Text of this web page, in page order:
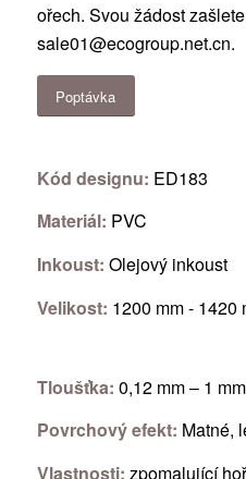
ořech. Svou žádost
sale01@ecogroup.net.cn.
Poptávka
Kód designu: ED183
Materiál: PVC
Inkoust: Olejový inkoust
Velikost: 1200 mm - 1420
Tloušťka: 0,12 mm – 1 mm
Povrchový efekt: Matné,
Vlastnosti: zpomalující